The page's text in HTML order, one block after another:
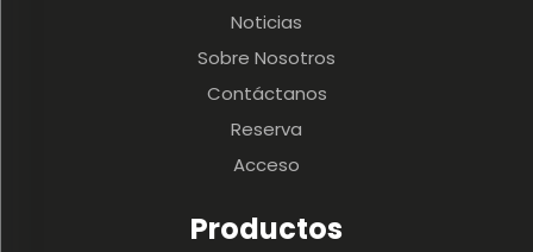
Noticias
Sobre Nosotros
Contáctanos
Reserva
Acceso
Productos